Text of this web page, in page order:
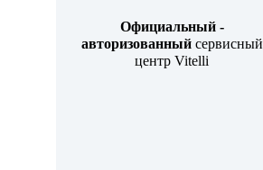
Официальный -
авторизованныйсервисный
центр Vitelli